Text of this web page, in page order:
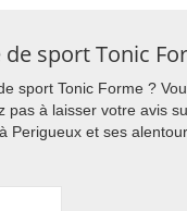
sport Tonic
sport Tonic Forme ?
pas à laisser votre avis
Perigueux et ses